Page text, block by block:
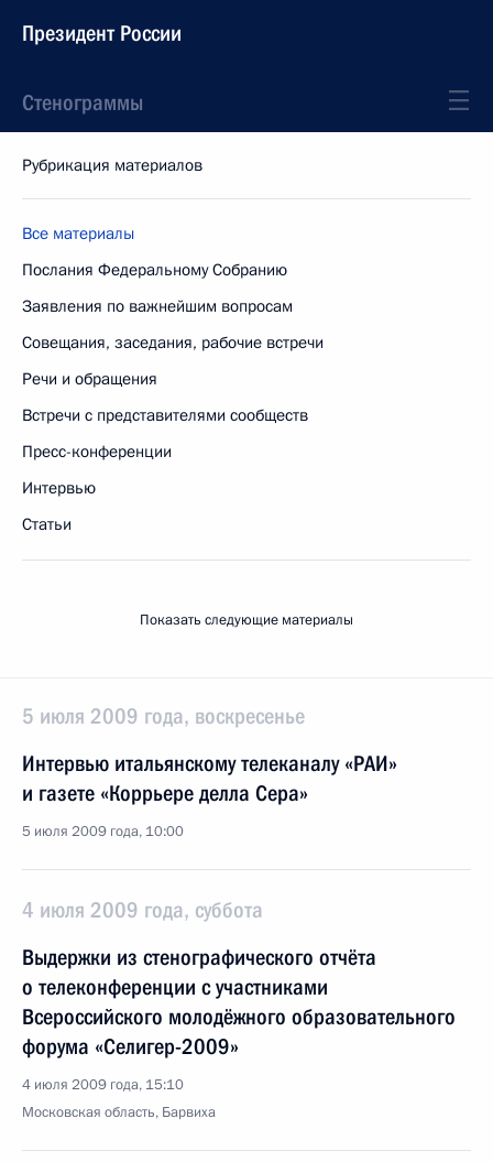
Президент России
Стенограммы
Рубрикация материалов
Все материалы
Послания Федеральному Собранию
Заявления по важнейшим вопросам
Совещания, заседания, рабочие встречи
Речи и обращения
Встречи с представителями сообществ
Пресс-конференции
Интервью
Статьи
Показать следующие материалы
5 июля 2009 года, воскресенье
Интервью итальянскому телеканалу «РАИ»
и газете «Коррьере делла Сера»
5 июля 2009 года, 10:00
4 июля 2009 года, суббота
Выдержки из стенографического отчёта
о телеконференции с участниками
Всероссийского молодёжного образовательного
форума «Селигер-2009»
4 июля 2009 года, 15:10
Московская область, Барвиха